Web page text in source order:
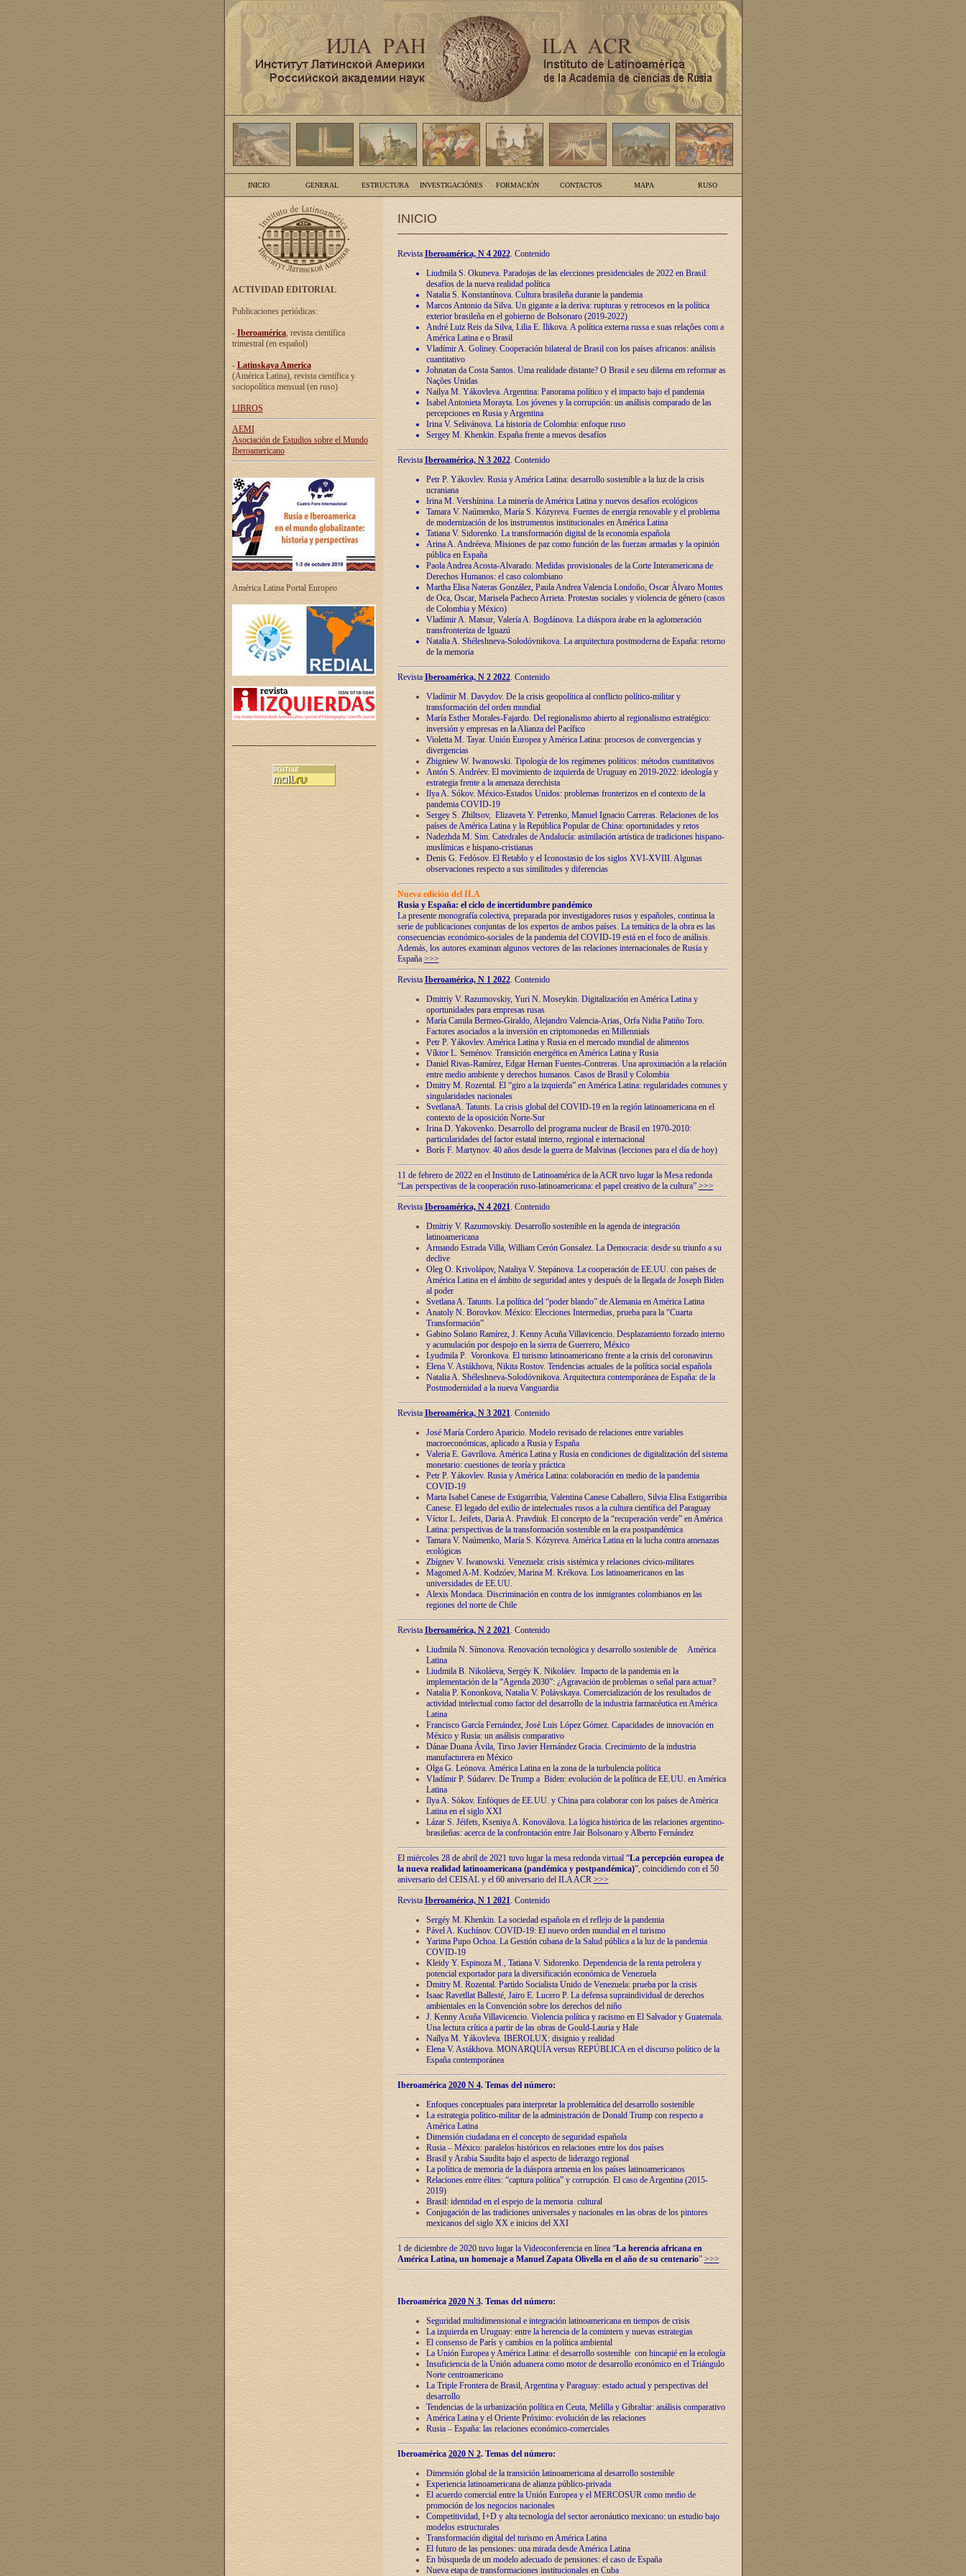
INICIO GENERAL ESTRUCTURA INVESTIGACIÓNES FORMACIÓN CONTACTOS MAPA RUSO
ACTIVIDAD EDITORIAL
Publicaciones periódicas:
- Iberoamérica, revista científica
trimestral (en español)
- Latinskaya America
(América Latina), revista científica y
sociopolítica mensual (en ruso)
LIBROS
AEMI
Asociación de Estudios sobre el Mundo
Iberoamericano
América Latina Portal Europeo
INICIO
Revista Iberoamérica, N 4 2022. Contenido
Liudmila S. Okuneva. Paradojas de las elecciones presidenciales de 2022 en Brasil:
desafíos de la nueva realidad política
Natalia S. Konstantínova. Cultura brasileña durante la pandemia
Marcos Antonio da Silva. Un gigante a la deriva: rupturas y retrocesos en la política
exterior brasileña en el gobierno de Bolsonaro (2019-2022)
André Luiz Reis da Silva, Lilia E. Ilikova. A política externa russa e suas relações com a
América Latina e o Brasil
Vladímir A. Goliney. Cooperación bilateral de Brasil con los países africanos: análisis
cuantitativo
Johnatan da Costa Santos. Uma realidade distante? O Brasil e seu dilema em reformar as
Nações Unidas
Nailya M. Yákovleva. Argentina: Panorama político y el impacto bajo el pandemia
Isabel Antonieta Morayta. Los jóvenes y la corrupción: un análisis comparado de las
percepciones en Rusia y Argentina
Irina V. Selivánova. La historia de Colombia: enfoque ruso
Sergey M. Khenkin. España frente a nuevos desafíos
Revista Iberoamérica, N 3 2022. Contenido
Petr P. Yákovlev. Rusia y América Latina: desarrollo sostenible a la luz de la crisis
ucraniana
Irina M. Vershínina. La minería de América Latina y nuevos desafíos ecológicos
Tamara V. Naúmenko, María S. Kózyreva. Fuentes de energía renovable y el problema
de modernización de los instrumentos institucionales en América Latina
Tatiana V. Sidorenko. La transformación digital de la economía española
Arina A. Andréeva. Misiones de paz como función de las fuerzas armadas y la opinión
pública en España
Paola Andrea Acosta-Alvarado. Medidas provisionales de la Corte Interamericana de
Derechos Humanos: el caso colombiano
Martha Elisa Nateras González, Paula Andrea Valencia Londoño, Oscar Álvaro Montes
de Oca, Oscar, Marisela Pacheco Arrieta. Protestas sociales y violencia de género (casos
de Colombia y México)
Vladímir A. Matsur, Valería A. Bogdánova. La diáspora árabe en la aglomeración
transfronteriza de Iguazú
Natalia A. Shéleshneva-Solodóvnikova. La arquitectura postmoderna de España: retorno
de la memoria
Revista Iberoamérica, N 2 2022. Contenido
Vladímir M. Davydov. De la crisis geopolítica al conflicto político-militar y
transformación del orden mundial
María Esther Morales-Fajardo. Del regionalismo abierto al regionalismo estratégico:
inversión y empresas en la Alianza del Pacífico
Violetta M. Tayar. Unión Europea y América Latina: procesos de convergencias y
divergencias
Zbigniew W. Iwanowski. Tipología de los regímenes políticos: métodos cuantitativos
Antón S. Andréev. El movimiento de izquierda de Uruguay en 2019-2022: ideología y
estrategia frente a la amenaza derechista
Ilya A. Sókov. México-Estados Unidos: problemas fronterizos en el contexto de la
pandemia COVID-19
Sergey S. Zhiltsov, Elizaveta Y. Petrenko, Manuel Ignacio Carreras. Relaciones de los
países de América Latina y la República Popular de China: oportunidades y retos
Nadezhda M. Sim. Catedrales de Andalucía: asimilación artística de tradiciones hispano-
muslímicas e hispano-cristianas
Denis G. Fedósov. El Retablo y el Iconostasio de los siglos XVI-XVIII. Algunas
observaciones respecto a sus similitudes y diferencias
Nueva edición del ILA
Rusia y España: el ciclo de incertidumbre pandémico
La presente monografía colectiva, preparada por investigadores rusos y españoles, continua la
serie de publicaciones conjuntas de los expertos de ambos países. La temática de la obra es las
consecuencias económico-sociales de la pandemia del COVID-19 está en el foco de análisis.
Además, los autores examinan algunos vectores de las relaciones internacionales de Rusia y
España >>>
Revista Iberoamérica, N 1 2022. Contenido
Dmitriy V. Razumovskiy, Yuri N. Moseykin. Digitalización en América Latina y
oportunidades para empresas rusas
María Camila Bermeo-Giraldo, Alejandro Valencia-Arias, Orfa Nidia Patiño Toro.
Factores asociados a la inversión en criptomonedas en Millennials
Petr P. Yákovlev. América Latina y Rusia en el mercado mundial de alimentos
Víktor L. Seménov. Transición energética en América Latina y Rusia
Daniel Rivas-Ramírez, Edgar Hernan Fuentes-Contreras. Una aproximación a la relación
entre medio ambiente y derechos humanos. Casos de Brasil y Colombia
Dmitry M. Rozental. El “giro a la izquierda” en América Latina: regularidades comunes y
singularidades nacionales
SvetlanaA. Tatunts. La crisis global del COVID-19 en la región latinoamericana en el
contexto de la oposición Norte-Sur
Irina D. Yakovenko. Desarrollo del programa nuclear de Brasil en 1970-2010:
particularidades del factor estatal interno, regional e internacional
Borís F. Martynov. 40 años desde la guerra de Malvinas (lecciones para el día de hoy)
11 de febrero de 2022 en el Instituto de Latinoamérica de la ACR tuvo lugar la Mesa redonda
“Las perspectivas de la cooperación ruso-latinoamericana: el papel creativo de la cultura” >>>
Revista Iberoamérica, N 4 2021. Contenido
Dmitriy V. Razumovskiy. Desarrollo sostenible en la agenda de integración
latinoamericana
Armando Estrada Villa, William Cerón Gonsalez. La Democracia: desde su triunfo a su
declive
Oleg O. Krivolápov, Nataliya V. Stepánova. La cooperación de EE.UU. con países de
América Latina en el ámbito de seguridad antes y después de la llegada de Joseph Biden
al poder
Svetlana A. Tatunts. La política del “poder blando” de Alemania en América Latina
Anatoly N. Borovkov. México: Elecciones Intermedias, prueba para la “Cuarta
Transformación”
Gabino Solano Ramírez, J. Kenny Acuña Villavicencio. Desplazamiento forzado interno
y acumulación por despojo en la sierra de Guerrero, México
Lyudmila P. Voronkova. El turismo latinoamericano frente a la crisis del coronavirus
Elena V. Astákhova, Nikita Rostov. Tendencias actuales de la política social española
Natalia A. Shéleshneva-Solodóvnikova. Arquitectura contemporánea de España: de la
Postmodernidad a la nueva Vanguardia
Revista Iberoamérica, N 3 2021. Contenido
José María Cordero Aparicio. Modelo revisado de relaciones entre variables
macroeconómicas, aplicado a Rusia y España
Valeria E. Gavrílova. América Latina y Rusia en condiciones de digitalización del sistema
monetario: cuestiones de teoría y práctica
Petr P. Yákovlev. Rusia y América Latina: colaboración en medio de la pandemia
COVID-19
Marta Isabel Canese de Estigarribia, Valentina Canese Caballero, Silvia Elisa Estigarribia
Canese. El legado del exilio de intelectuales rusos a la cultura científica del Paraguay
Víctor L. Jeifets, Daria A. Pravdiuk. El concepto de la “recuperación verde” en América
Latina: perspectivas de la transformación sostenible en la era postpandémica
Tamara V. Naúmenko, María S. Kózyreva. América Latina en la lucha contra amenazas
ecológicas
Zbígnev V. Iwanowski. Venezuela: crisis sistémica y relaciones cívico-militares
Magomed A-M. Kodzóev, Marina M. Krékova. Los latinoamericanos en las
universidades de EE.UU.
Alexis Mondaca. Discriminación en contra de los inmigrantes colombianos en las
regiones del norte de Chile
RevistaIberoamérica, N 2 2021. Contenido
Liudmila N. Símonova. Renovaciόn tecnolόgica y desarrollo sostenible de América
Latina
Liudmila B. Nikoláeva, Sergéy K. Nikoláev. Impacto de la pandemia en la
implementaciόn de la “Agenda 2030”: ¿Agravaciόn de problemas o señal para actuar?
Natalia P. Kononkova, Natalia V. Polávskaya. Comercializaciόn de los resultados de
actividad intelectual como factor del desarrollo de la industria farmacéutica en América
Latina
Francisco García Fernández, José Luis López Gómez. Capacidades de innovaciόn en
México y Rusia: un análisis comparativo
Dánae Duana Ávila, Tirso Javier Hernández Gracia. Crecimiento de la industria
manufacturera en México
Olga G. Leόnova. América Latina en la zona de la turbulencia política
Vladímir P. Súdarev. De Trump a Biden: evoluciόn de la política de EE.UU. en América
Latina
Ilya A. Sόkov. Enfόques de EE.UU. y China para colaborar con los países de Amèrica
Latina en el siglo XXI
Lázar S. Jéifets, Kseniya A. Konoválova. La lόgica histόrica de las relaciones argentino-
brasileñas: acerca de la confrontaciόn entre Jair Bolsonaro y Alberto Fernández
El miércoles 28 de abril de 2021 tuvo lugar la mesa redonda virtual “La percepción europea de
la nueva realidad latinoamericana (pandémica y postpandémica)”, coincidiendo con el 50
aniversario del CEISAL y el 60 aniversario del ILA ACR >>>
Revista Iberoamérica, N 1 2021. Contenido
Sergéy M. Khenkin. La sociedad española en el reflejo de la pandemia
Pável A. Kuchínov. COVID-19: El nuevo orden mundial en el turismo
Yarima Pupo Ochoa. La Gestión cubana de la Salud pública a la luz de la pandemia
COVID-19
Kleidy Y. Espinoza M., Tatiana V. Sidorenko. Dependencia de la renta petrolera y
potencial exportador para la diversificación económica de Venezuela
Dmitry M. Rozental. Partido Socialista Unido de Venezuela: prueba por la crisis
Isaac Ravetllat Ballesté, Jairo E. Lucero P. La defensa supraindividual de derechos
ambientales en la Convención sobre los derechos del niño
J. Kenny Acuña Villavicencio. Violencia política y racismo en El Salvador y Guatemala.
Una lectura crítica a partir de las obras de Gould-Lauria y Hale
Naílya M. Yákovleva. IBEROLUX: disignio y realidad
Elena V. Astákhova. MONARQUÍA versus REPÚBLICA en el discurso político de la
España contemporánea
Iberoamérica 2020 N 4. Temas del número:
Enfoques conceptuales para interpretar la problemática del desarrollo sostenible
La estrategia político-militar de la administración de Donald Trump con respecto a
América Latina
Dimensión ciudadana en el concepto de seguridad española
Rusia – México: paralelos históricos en relaciones entre los dos países
Brasil y Arabia Saudita bajo el aspecto de liderazgo regional
La política de memoria de la diáspora armenia en los países latinoamericanos
Relaciones entre élites: “captura política” y corrupción. El caso de Argentina (2015-
2019)
Brasil: identidad en el espejo de la memoria cultural
Conjugación de las tradiciones universales y nacionales en las obras de los pintores
mexicanos del siglo XX e inicios del XXI
1 de diciembre de 2020 tuvo lugar la Videoconferencia en línea “La herencia africana en
América Latina, un homenaje a Manuel Zapata Olivella en el año de su centenario” >>>
Iberoamérica 2020 N 3.Temas del número:
Seguridad multidimensional e integración latinoamericana en tiempos de crisis
La izquierda en Uruguay: entre la herencia de lа comintern y nuevas estrategias
El consenso de París y cambios en la política ambiental
La Unión Europea y América Latina: el desarrollo sostenible con hincapié en la ecología
Insuficiencia de la Unión aduanera como motor de desarrollo económico en el Triángulo
Norte centroamericano
La Triple Frontera de Brasil, Argentina y Paraguay: estado actual y perspectivas del
desarrollo
Tendencias de la urbanización política en Ceuta, Melilla y Gibraltar: análisis comparativo
América Latina y el Oriente Próximo: evolución de las relaciones
Rusia – España: las relaciones económico-comerciales
Iberoamérica 2020 N 2.Temas del número:
Dimensión global de la transición latinoamericana al desarrollo sostenible
Experiencia latinoamericana de alianza público-privada
El acuerdo comercial entre la Unión Europea y el MERCOSUR como medio de
promoción de los negocios nacionales
Competitividad, I+D y alta tecnología del sector aeronáutico mexicano: un estudio bajo
modelos estructurales
Transformación digital del turismo en América Latina
El futuro de las pensiones: una mirada desde América Latina
En búsqueda de un modelo adecuado de pensiones: el caso de España
Nueva etapa de transformaciones institucionales en Cuba